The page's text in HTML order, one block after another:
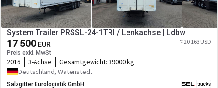
System Trailer PRSSL-24-1TRI / Lenkachse | Ldbw
17 500 EUR
Preis exkl. MwSt
≈ 20 163 USD
2016 3-Achse Gesamtgewicht: 39000 kg
Deutschland, Watenstedt
Salzgitter Eurologistik GmbH